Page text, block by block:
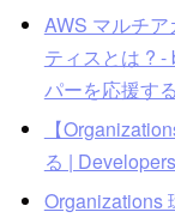
AWS マルチ
ティスとは ?
パーを応援す
【
る |
Organizations